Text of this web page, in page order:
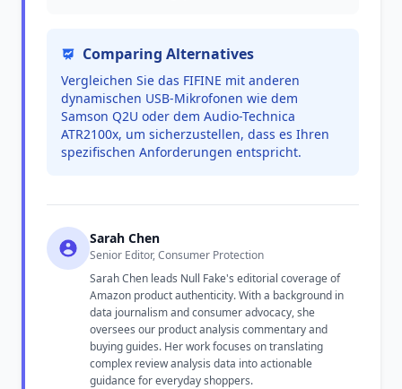
Comparing Alternatives
Vergleichen Sie das FIFINE mit anderen
dynamischen USB-Mikrofonen wie dem
Samson Q2U oder dem Audio-Technica
ATR2100x, um sicherzustellen, dass es Ihren
spezifischen Anforderungen entspricht.
Sarah Chen
Senior Editor, Consumer Protection
Sarah Chen leads Null Fake's editorial coverage of
Amazon product authenticity. With a background in
data journalism and consumer advocacy, she
oversees our product analysis commentary and
buying guides. Her work focuses on translating
complex review analysis data into actionable
guidance for everyday shoppers.